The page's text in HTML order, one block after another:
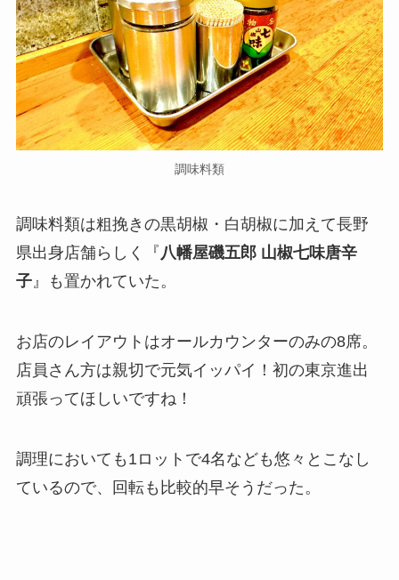
調味料類
調味料類は粗挽きの黒胡椒・白胡椒に加えて長野
県出身店舗らしく『 八幡屋磯五郎 山椒七味唐辛
子』も置かれていた。
お店のレイアウトはオールカウンターのみの8席。
店員さん方は親切で元気イッパイ！初の東京進出
頑張ってほしいですね！
調理においても1ロットで4名なども悠々とこなし
ているので、回転も比較的早そうだった。